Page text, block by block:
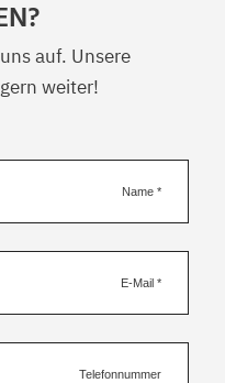
auf. Unsere
weiter!
Name *
E-Mail *
Telefonnummer